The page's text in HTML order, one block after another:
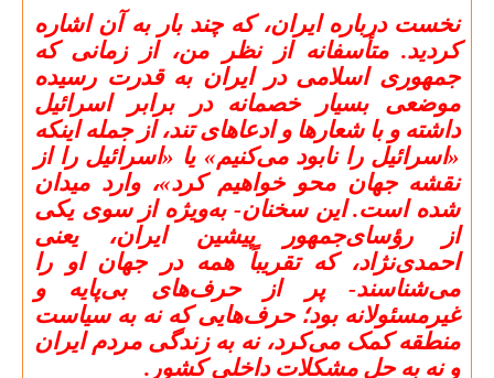
نخست درباره ایران، که چند بار به آن اشاره
کردید. متأسفانه از نظر من، از زمانی که
جمهوری اسلامی در ایران به قدرت رسیده
موضعی بسیار خصمانه در برابر اسرائیل
داشته و با شعارها و ادعاهای تند، از جمله اینکه
«اسرائیل را نابود می‌کنیم» یا «اسرائیل را از
نقشه جهان محو خواهیم کرد»، وارد میدان
شده است. این سخنان- به‌ویژه از سوی یکی
از رؤسای‌جمهور پیشین ایران، یعنی
احمدی‌نژاد، که تقریباً همه در جهان او را
می‌شناسند- پر از حرف‌های بی‌پایه‌ و
غیرمسئولانه بود؛ حرف‌هایی که نه به سیاست
منطقه کمک می‌کرد، نه به زندگی مردم ایران
و نه به حل مشکلات داخلی کشور.